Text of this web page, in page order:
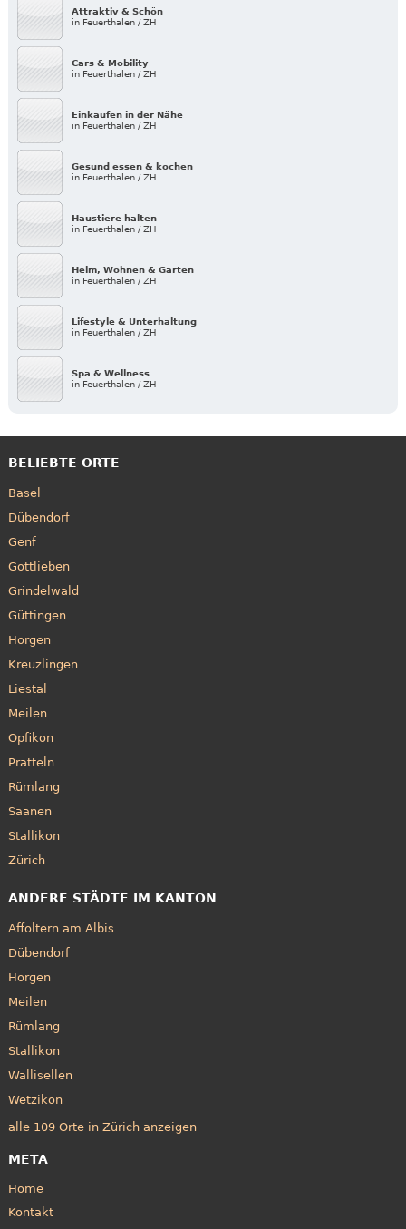
Attraktiv & Schön
in Feuerthalen / ZH
Cars & Mobility
in Feuerthalen / ZH
Einkaufen in der Nähe
in Feuerthalen / ZH
Gesund essen & kochen
in Feuerthalen / ZH
Haustiere halten
in Feuerthalen / ZH
Heim, Wohnen & Garten
in Feuerthalen / ZH
Lifestyle & Unterhaltung
in Feuerthalen / ZH
Spa & Wellness
in Feuerthalen / ZH
BELIEBTE ORTE
Basel
Dübendorf
Genf
Gottlieben
Grindelwald
Güttingen
Horgen
Kreuzlingen
Liestal
Meilen
Opfikon
Pratteln
Rümlang
Saanen
Stallikon
Zürich
ANDERE STÄDTE IM KANTON
Affoltern am Albis
Dübendorf
Horgen
Meilen
Rümlang
Stallikon
Wallisellen
Wetzikon
alle 109 Orte in Zürich anzeigen
META
Home
Kontakt